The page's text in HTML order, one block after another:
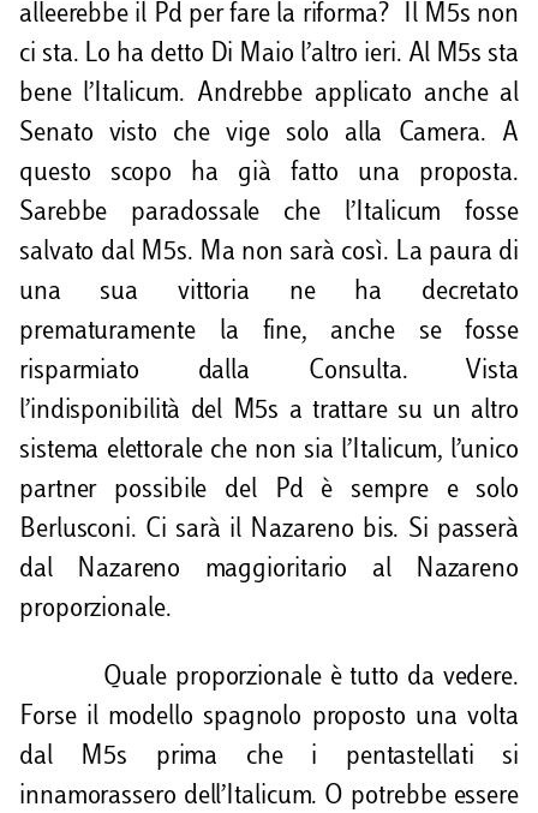
alleerebbe il Pd per fare la riforma? Il M5s non
ci sta. Lo ha detto Di Maio l’altro ieri. Al M5s sta
bene l’Italicum. Andrebbe applicato anche al
Senato visto che vige solo alla Camera. A
questo scopo ha già fatto una proposta.
Sarebbe paradossale che l’Italicum fosse
salvato dal M5s. Ma non sarà così. La paura di
una sua vittoria ne ha decretato
prematuramente la fine, anche se fosse
risparmiato dalla Consulta. Vista
l’indisponibilità del M5s a trattare su un altro
sistema elettorale che non sia l’Italicum, l’unico
partner possibile del Pd è sempre e solo
Berlusconi. Ci sarà il Nazareno bis. Si passerà
dal Nazareno maggioritario al Nazareno
proporzionale.
Quale proporzionale è tutto da vedere.
Forse il modello spagnolo proposto una volta
dal M5s prima che i pentastellati si
innamorassero dell’Italicum. O potrebbe essere